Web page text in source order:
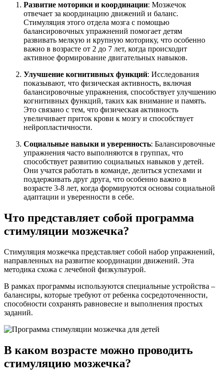
Развитие моторики и координации: Мозжечок
отвечает за координацию движений и баланс.
Стимуляция этого отдела мозга с помощью
балансировочных упражнений помогает детям
развивать мелкую и крупную моторику, что особенно
важно в возрасте от 2 до 7 лет, когда происходит
активное формирование двигательных навыков.
Улучшение когнитивных функций: Исследования
показывают, что физическая активность, включая
балансировочные упражнения, способствует улучшению
когнитивных функций, таких как внимание и память.
Это связано с тем, что физическая активность
увеличивает приток крови к мозгу и способствует
нейропластичности.
Социальные навыки и уверенность: Балансировочные
упражнения часто выполняются в группах, что
способствует развитию социальных навыков у детей.
Они учатся работать в команде, делиться успехами и
поддерживать друг друга, что особенно важно в
возрасте 3-8 лет, когда формируются основы социальной
адаптации и уверенности в себе.
Что представляет собой программа
стимуляции мозжечка?
Стимуляция мозжечка представляет собой набор упражнений,
направленных на развитие координации движений. Эта
методика схожа с лечебной физкультурой.
В рамках программы используются специальные устройства –
балансиры, которые требуют от ребенка сосредоточенности,
способности сохранять равновесие и выполнения простых
заданий.
В каком возрасте можно проводить
стимуляцию мозжечка?